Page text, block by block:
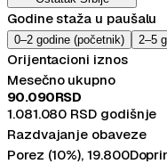
Godine staža u paušalu
0–2 godine (početnik) 2–5
Orijentacioni iznos
Mesečno ukupno
90.090RSD
1.081.080 RSD godišnje
Razdvajanje obaveze
Porez (10%),19.800